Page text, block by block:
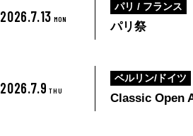
2026.7.13 MON
パリ / フランス
パリ祭
2026.7.9 THU
ベルリン/ドイツ
Classic Open